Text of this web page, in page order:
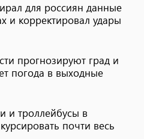
для россиян данные
и ​​корректировал удары
прогнозируют град и
погода в выходные
и троллейбусы в
почти весь